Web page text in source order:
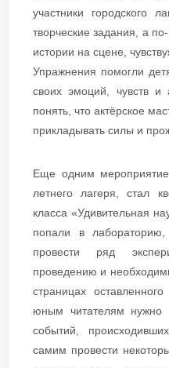
участники городского
творческие задания, а
истории на сцене,
Упражнения помогли
своих эмоций, чувств и
понять, что актёрское
прикладывать силы и
Еще одним
летнего лагеря, стал
класса «Удивительная
попали в
провести ряд
проведению и
страницах
юным читателям нужно
событий,
самим провести